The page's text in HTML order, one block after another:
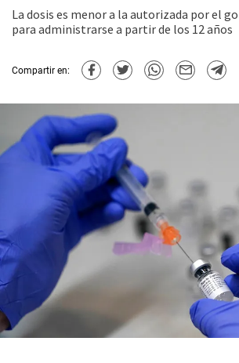
La dosis es menor a la autorizada por el
para administrarse a partir de los 12 años
Compartir en: